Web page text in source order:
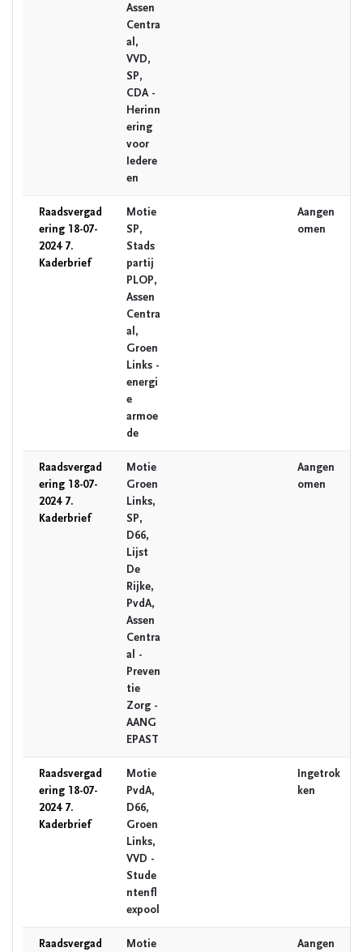
Assen
Centra
al,
VVD,
SP,
CDA -
Herinn
ering
voor
Iedere
en
Raadsvergad
ering 18-07-
2024 7.
Kaderbrief
Motie
SP,
Stads
partij
PLOP,
Assen
Centra
al,
Groen
Links -
energi
e
armoe
de
Aangen
omen
Raadsvergad
ering 18-07-
2024 7.
Kaderbrief
Motie
Groen
Links,
SP,
D66,
Lijst
De
Rijke,
PvdA,
Assen
Centra
al -
Preven
tie
Zorg -
AANG
EPAST
Aangen
omen
Raadsvergad
ering 18-07-
2024 7.
Kaderbrief
Motie
PvdA,
D66,
Groen
Links,
VVD -
Stude
ntenfl
expool
Ingetrok
ken
Raadsvergad
Motie
Aangen